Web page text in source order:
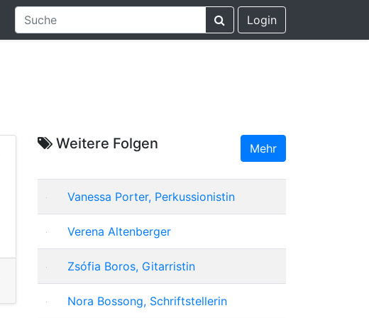
Login
Weitere Folgen Mehr
Vanessa Porter, Perkussionistin
Verena Altenberger
Zsófia Boros, Gitarristin
Nora Bossong, Schriftstellerin